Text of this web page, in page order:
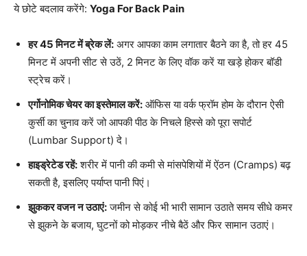
ये छोटे बदलाव करेंगे: Yoga For Back Pain
हर 45 मिनट में ब्रेक लें: अगर आपका काम लगातार बैठने का है, तो हर 45
मिनट में अपनी सीट से उठें, 2 मिनट के लिए वॉक करें या खड़े होकर बॉडी
स्ट्रेच करें।
एर्गोनोमिक चेयर का इस्तेमाल करें: ऑफिस या वर्क फ्रॉम होम के दौरान ऐसी
कुर्सी का चुनाव करें जो आपकी पीठ के निचले हिस्से को पूरा सपोर्ट
(Lumbar Support) दे।
हाइड्रेटेड रहें:शरीर में पानी की कमी से मांसपेशियों में ऐंठन (Cramps) बढ़
सकती है, इसलिए पर्याप्त पानी पिएं।
झुककर वजन न उठाएं:जमीन से कोई भी भारी सामान उठाते समय सीधे कमर
से झुकने के बजाय, घुटनों को मोड़कर नीचे बैठें और फिर सामान उठाएं।